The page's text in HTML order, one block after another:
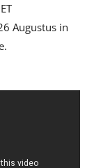
Augustus in